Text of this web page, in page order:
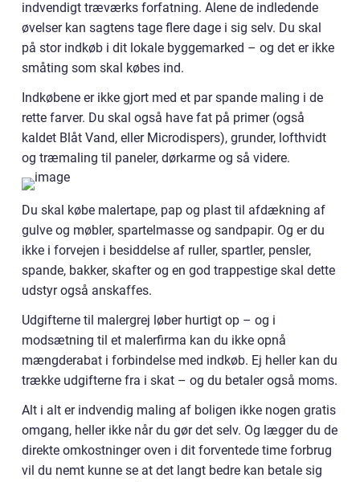
indvendigt træværks forfatning. Alene de indledende
øvelser kan sagtens tage flere dage i sig selv. Du skal
på stor indkøb i dit lokale byggemarked – og det er ikke
småting som skal købes ind.
Indkøbene er ikke gjort med et par spande maling i de
rette farver. Du skal også have fat på primer (også
kaldet Blåt Vand, eller Microdispers), grunder, lofthvidt
og træmaling til paneler, dørkarme og så videre.
Du skal købe malertape, pap og plast til afdækning af
gulve og møbler, spartelmasse og sandpapir. Og er du
ikke i forvejen i besiddelse af ruller, spartler, pensler,
spande, bakker, skafter og en god trappestige skal dette
udstyr også anskaffes.
Udgifterne til malergrej løber hurtigt op – og i
modsætning til et malerfirma kan du ikke opnå
mængderabat i forbindelse med indkøb. Ej heller kan du
trække udgifterne fra i skat – og du betaler også moms.
Alt i alt er indvendig maling af boligen ikke nogen gratis
omgang, heller ikke når du gør det selv. Og lægger du de
direkte omkostninger oven i dit forventede time forbrug
vil du nemt kunne se at det langt bedre kan betale sig